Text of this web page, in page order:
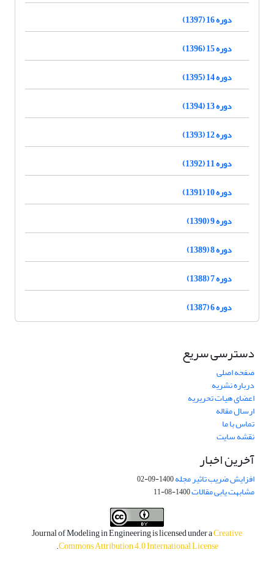
دوره 16 (1397)
دوره 15 (1396)
دوره 14 (1395)
دوره 13 (1394)
دوره 12 (1393)
دوره 11 (1392)
دوره 10 (1391)
دوره 9 (1390)
دوره 8 (1389)
دوره 7 (1388)
دوره 6 (1387)
دسترسی سریع
صفحه اصلی
درباره نشریه
اعضای هیات تحریریه
ارسال مقاله
تماس با ما
نقشه سایت
آخرین اخبار
افزایش ضریب تاثیر مجله1400-09-02
مشابهت یابی مقالات1400-08-11
Journal of Modeling in Engineering is licensed under aCreative
Commons Attribution 4.0 International License
.